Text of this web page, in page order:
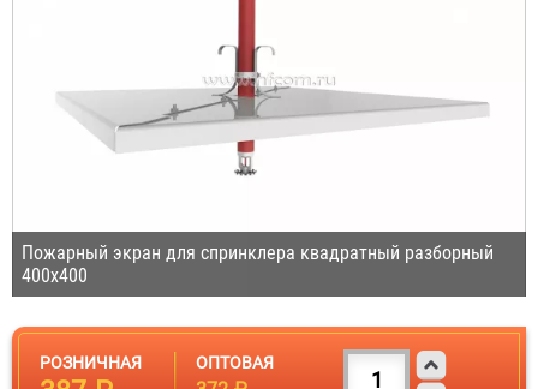
Пожарный экран для спринклера квадратный разборный
400х400
РОЗНИЧНАЯ ОПТОВАЯ